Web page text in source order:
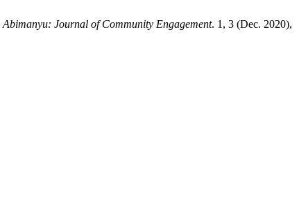
Abimanyu: Journal of Community Engagement. 1, 3 (Dec. 2020),